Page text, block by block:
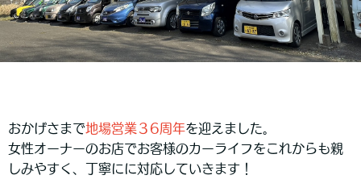
おかげさまで地場営業３6周年を迎えました。
女性オーナーのお店でお客様のカーライフをこれからも親
しみやすく、丁寧にに対応していきます！